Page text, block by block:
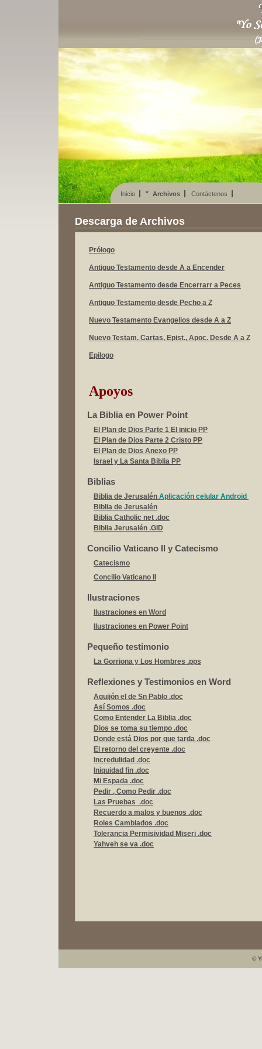
Inicio * Archivos Contáctenos
Descarga de Archivos
Prólogo
Antiguo Testamento desde A a Encender
Antiguo Testamento desde Encerrarr a Peces
Antiguo Testamento desde Pecho a Z
Nuevo Testamento Evangelios desde A a Z
Nuevo Testam. Cartas, Epist., Apoc. Desde A a Z
Epilogo
Apoyos
La Biblia en Power Point
El Plan de Dios Parte 1 El inicio PP
El Plan de Dios Parte 2 Cristo PP
El Plan de Dios Anexo PP
Israel y La Santa Biblia PP
Biblias
Biblia de Jerusalén Aplicación celular Android
Biblia de Jerusalén
Biblia Catholic net .doc
Biblia Jerusalén .GID
Concilio Vaticano II y Catecismo
Catecismo
Concilio Vaticano II
Ilustraciones
Ilustraciones en Word
Ilustraciones en Power Point
Pequeño testimonio
La Gorriona y Los Hombres .pps
Reflexiones y Testimonios en Word
Aguijón el de Sn Pablo .doc
Así Somos .doc
Como Entender La Biblia .doc
Dios se toma su tiempo .doc
Donde está Dios por que tarda .doc
El retorno del creyente .doc
Incredulidad .doc
Iniquidad fin .doc
Mi Espada .doc
Pedir , Como Pedir .doc
Las Pruebas .doc
Recuerdo a malos y buenos .doc
Roles Cambiados .doc
Tolerancia Permisividad Miseri .doc
Yahveh se va .doc
©